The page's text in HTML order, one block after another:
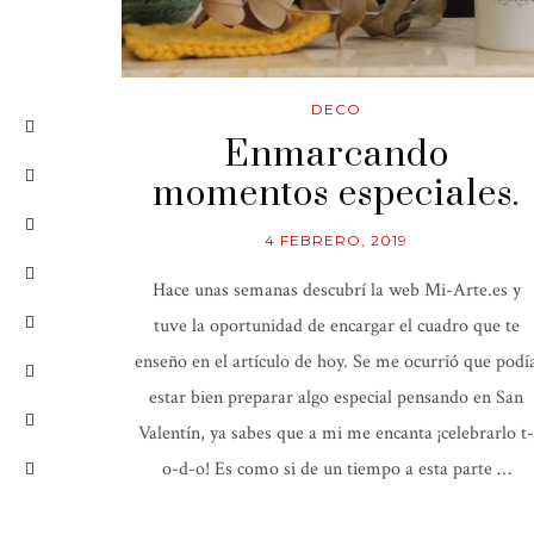
DECO
Enmarcando
momentos especiales.
4 FEBRERO, 2019
Hace unas semanas descubrí la web Mi-Arte.es y
tuve la oportunidad de encargar el cuadro que te
enseño en el artículo de hoy. Se me ocurrió que
estar bien preparar algo especial pensando en San
Valentín, ya sabes que a mi me encanta ¡celebrarlo t-
o-d-o! Es como si de un tiempo a esta parte …